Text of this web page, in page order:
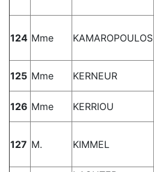
124 Mme KAMAROPOULOS
125 Mme KERNEUR
126 Mme KERRIOU
127 M. KIMMEL